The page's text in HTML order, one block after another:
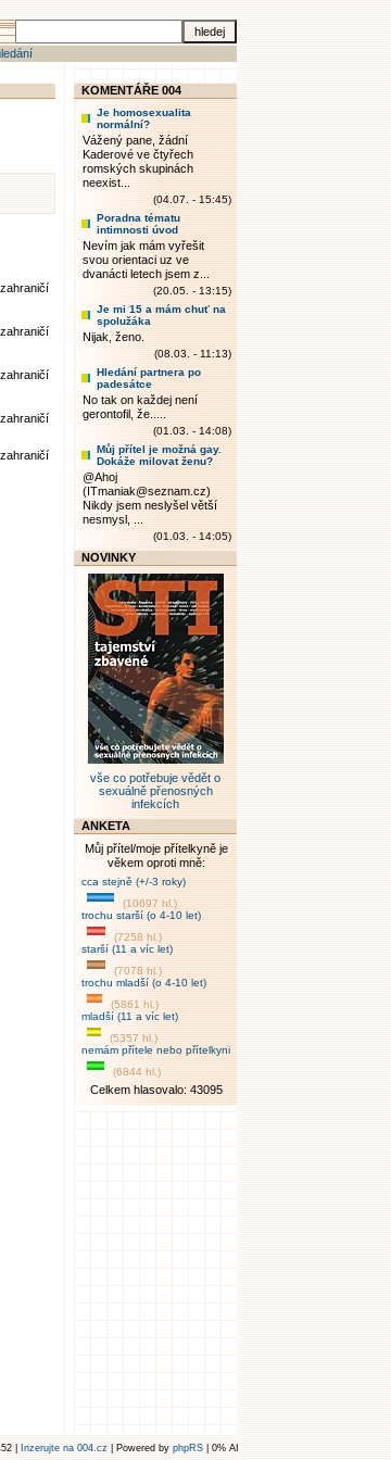
KOMENTÁŘE 004
Je homosexualita
normální?
Vážený pane, žádní
Kaderové ve čtyřech
romských skupinách
neexist...
(04.07. - 15:45)
Poradna tématu
intimnosti úvod
Nevím jak mám vyřešit
svou orientaci uz ve
dvanácti letech jsem z...
(20.05. - 13:15)
Je mi 15 a mám chuť na
spolužáka
Nijak, ženo.
(08.03. - 11:13)
Hledání partnera po
padesátce
No tak on každej není
gerontofil, že.....
(01.03. - 14:08)
Můj přítel je možná gay.
Dokáže milovat ženu?
@Ahoj
(ITmaniak@seznam.cz)
Nikdy jsem neslyšel větší
nesmysl, ...
(01.03. - 14:05)
NOVINKY
vše co potřebuje vědět o
sexuálně přenosných
infekcích
ANKETA
Můj přítel/moje přítelkyně je
věkem oproti mně:
cca stejně (+/-3 roky)
(10697 hl.)
trochu starší (o 4-10 let)
(7258 hl.)
starší (11 a víc let)
(7078 hl.)
trochu mladší (o 4-10 let)
(5861 hl.)
mladší (11 a víc let)
(5357 hl.)
nemám přítele nebo přítelkyni
(6844 hl.)
Celkem hlasovalo: 43095
| Inzerujte na 004.cz | Powered by phpRS | 0% AI